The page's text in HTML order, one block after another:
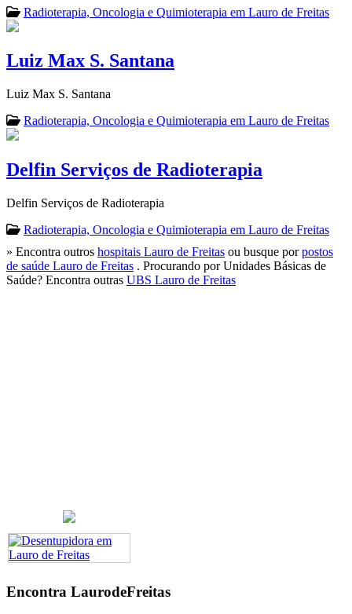
Radioterapia, Oncologia e Quimioterapia em Lauro de Freitas
Luiz Max S. Santana
Luiz Max S. Santana
Radioterapia, Oncologia e Quimioterapia em Lauro de Freitas
Delfin Serviços de Radioterapia
Delfin Serviços de Radioterapia
Radioterapia, Oncologia e Quimioterapia em Lauro de Freitas
» Encontra outros hospitais Lauro de Freitas ou busque porpostos
de saúde Lauro de Freitas . Procurando por Unidades Básicas de
Saúde? Encontra outras UBS Lauro de Freitas
Encontra LaurodeFreitas